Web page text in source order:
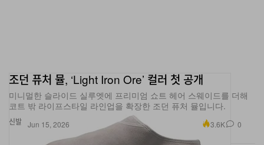
신발
미니멀한 슬라이드 실루엣에 프리미엄 쇼트 헤어 스웨이드를 더해
코트 밖 라이프스타일 라인업을 확장한 조던 퓨처 뮬입니다.
Jun 15, 2026 3.6K